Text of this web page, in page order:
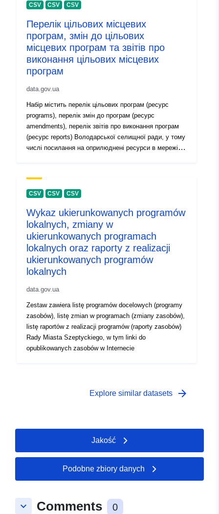
CSV CSV CSV
Перелік цільових місцевих
програм, змін до цільових
місцевих програм та звітів про
виконання цільових місцевих
програм
data.gov.ua
Набір містить перелік цільових програм (ресурс
programs), перелік змін до програм (ресурс
amendments), перелік звітів про виконання програм
(ресурс reports) Володарської селищної ради, у тому
числі посилання на оприлюднені ресурси в мережі
CSV CSV CSV
Wykaz ukierunkowanych programów
lokalnych, zmiany w
ukierunkowanych programach
lokalnych oraz raporty z realizacji
ukierunkowanych programów
lokalnych
data.gov.ua
Zestaw zawiera listę programów docelowych (programy
zasobów), listę zmian w programach (zmiany zasobów),
listę raportów z realizacji programów (raporty zasobów)
Rady Miasta Szeptyckiego, w tym linki do
opublikowanych zasobów w Internecie
Explore similar datasets arrow_forward
Jakość
Podobne zbiory danych
keyboard_arrow_down Comments 0